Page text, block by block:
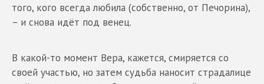
того, кого всегда любила (собственно, от Печорина),
– и снова идёт под венец.
В какой-то момент Вера, кажется, смиряется со
своей участью, но затем судьба наносит страдалице